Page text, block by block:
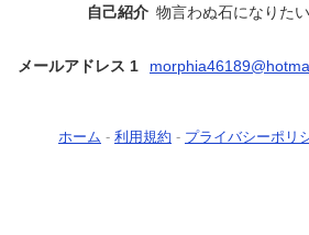
自己紹介 物言わぬ石になりたい
メールアドレス 1
ホーム - 利用規約 - プライバシーポリ